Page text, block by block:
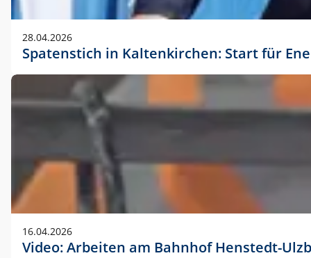
28.04.2026
Spatenstich in Kaltenkirchen: Start für
16.04.2026
Video: Arbeiten am Bahnhof Henstedt-